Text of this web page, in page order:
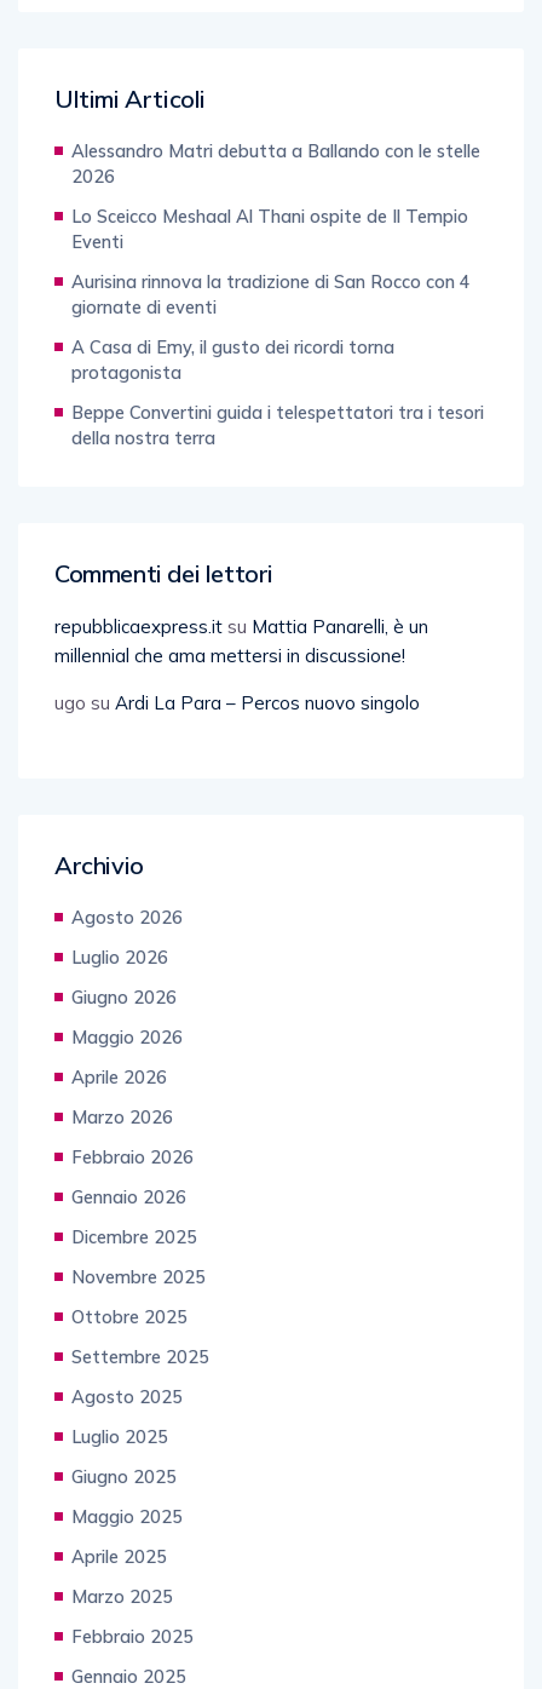
Ultimi Articoli
Alessandro Matri debutta a Ballando con le stelle
2026
Lo Sceicco Meshaal Al Thani ospite de Il Tempio
Eventi
Aurisina rinnova la tradizione di San Rocco con 4
giornate di eventi
A Casa di Emy, il gusto dei ricordi torna
protagonista
Beppe Convertini guida i telespettatori tra i tesori
della nostra terra
Commenti dei lettori
repubblicaexpress.it su Mattia Panarelli, è un
millennial che ama mettersi in discussione!
ugo su Ardi La Para – Percos nuovo singolo
Archivio
Agosto 2026
Luglio 2026
Giugno 2026
Maggio 2026
Aprile 2026
Marzo 2026
Febbraio 2026
Gennaio 2026
Dicembre 2025
Novembre 2025
Ottobre 2025
Settembre 2025
Agosto 2025
Luglio 2025
Giugno 2025
Maggio 2025
Aprile 2025
Marzo 2025
Febbraio 2025
Gennaio 2025